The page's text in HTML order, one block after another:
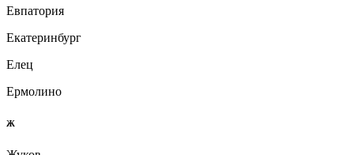
Евпатория
Екатеринбург
Елец
Ермолино
Ж